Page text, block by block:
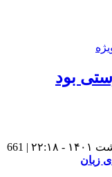
بود
شناسه خبر : 1016 | تاریخ انتشار : ۲۵ اردیبهشت ۱۴۰۱ - ۲۲:۱۸ | 661
زبان